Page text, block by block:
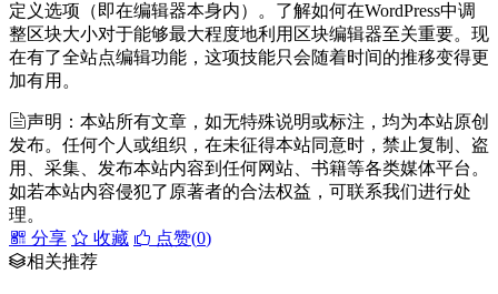
定义选项（即在编辑器本身内）。了解如何在WordPress中调
整区块大小对于能够最大程度地利用区块编辑器至关重要。现
在有了全站点编辑功能，这项技能只会随着时间的推移变得更
加有用。
声明：本站所有文章，如无特殊说明或标注，均为本站原创
发布。任何个人或组织，在未征得本站同意时，禁止复制、盗
用、采集、发布本站内容到任何网站、书籍等各类媒体平台。
如若本站内容侵犯了原著者的合法权益，可联系我们进行处
理。
分享
收藏 点赞(0)
相关推荐